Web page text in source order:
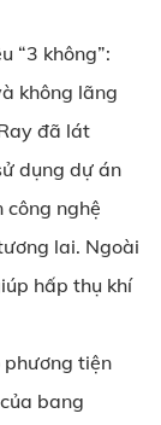
“3 không”:
không lãng
đã lát
dụng dự án
nghệ
lai. Ngoài
hấp thụ khí
phương tiện
bang